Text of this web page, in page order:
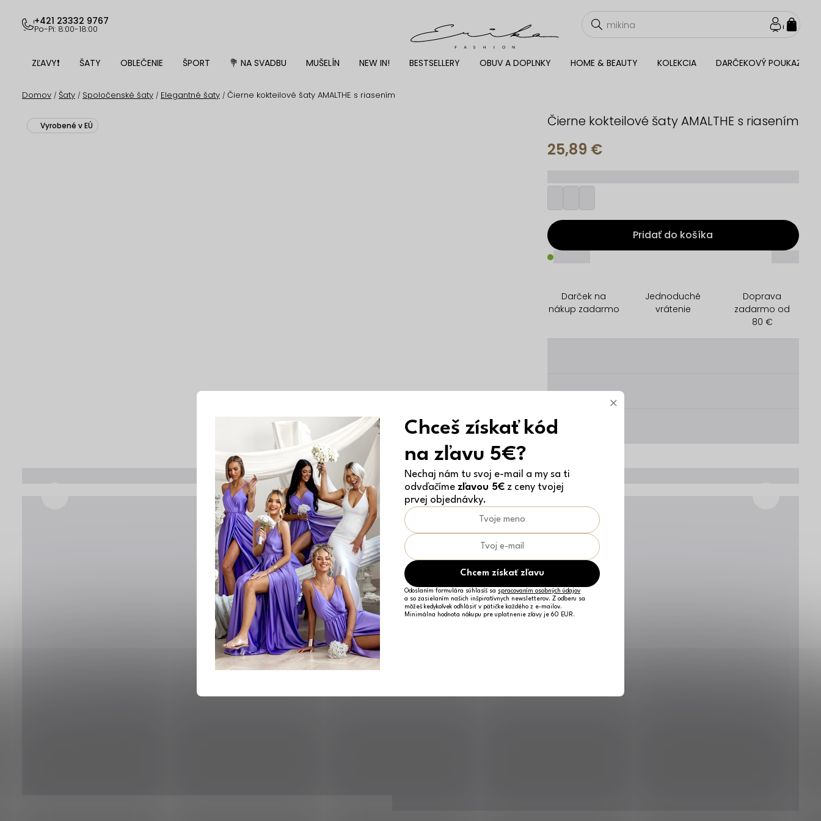
obsah
+421 23332 9767
Po-Pi: 8:00-18:00
ZĽAVY❗ ŠATY OBLEČENIE ŠPORT 💐 NA SVADBU MUŠELÍN NEW IN! BESTSELLERY OBUV A DOPLNKY HOME & BEAUTY KOLEKCIA DARČEKOVÝ POUKAZ
Domov / Šaty / Spoločenské šaty / Elegantné šaty / Čierne kokteilové šaty AMALTHE s riasením
Čierne kokteilové šaty AMALTHE s riasením
Vyrobené v EÚ
25,89 €
Pridať do košíka
_____
Darček na
nákup zadarmo
Jednoduché
vrátenie
Doprava
zadarmo od
80 €
________
________
×
Chceš získať kód
na zľavu 5€?
Nechaj nám tu svoj e-mail a my sa ti
odvďačíme zľavou 5€ z ceny tvojej
prvej objednávky.
Chcem získať zľavu
Odoslaním formulára súhlasíš sa spracovaním osobných údajov
a so zasielaním našich inšpiratívnych newsletterov. Z odberu sa
môžeš kedykoľvek odhlásiť v pätičke každého z e-mailov.
Minimálna hodnota nákupu pre uplatnenie zľavy je 60 EUR.